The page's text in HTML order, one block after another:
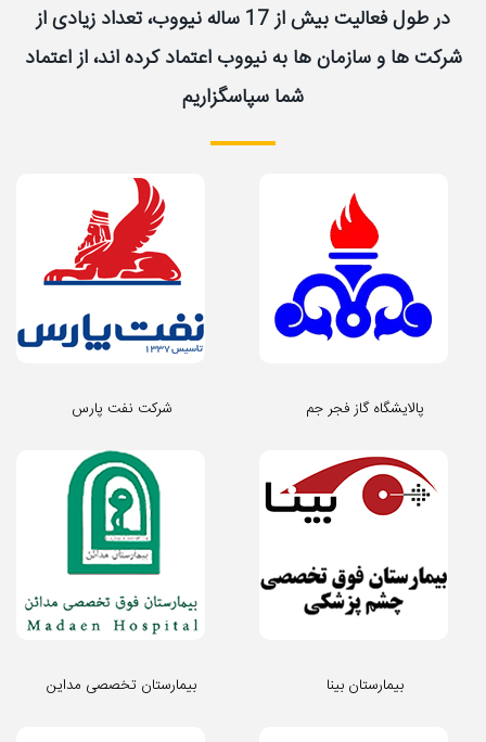
در طول فعالیت بیش از 17 ساله نیووب، تعداد زیادی از
شرکت ها و سازمان ها به نیووب اعتماد کرده اند، از اعتماد
شما سپاسگزاریم
شرکت نفت پارس پالایشگاه گاز فجر جم
بیمارستان تخصصی مداین بیمارستان بینا